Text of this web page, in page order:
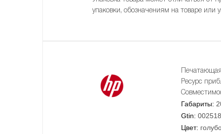
упаковки, обозначениям на товаре или
Ресурс
Габариты:
Gtin:
Цвет: